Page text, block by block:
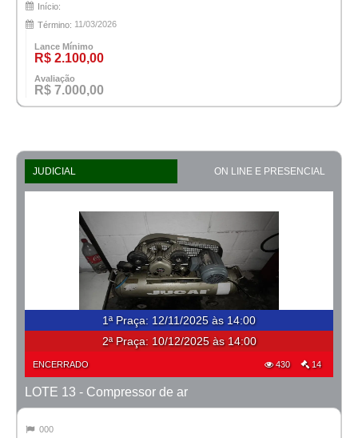
Início:
Término: 11/03/2026
Lance Mínimo
R$ 2.100,00
Avaliação
R$ 7.000,00
JUDICIAL ON LINE E PRESENCIAL
1ª Praça: 12/11/2025 às 14:00
2ª Praça: 10/12/2025 às 14:00
ENCERRADO 430 14
LOTE 13 - Compressor de ar
000